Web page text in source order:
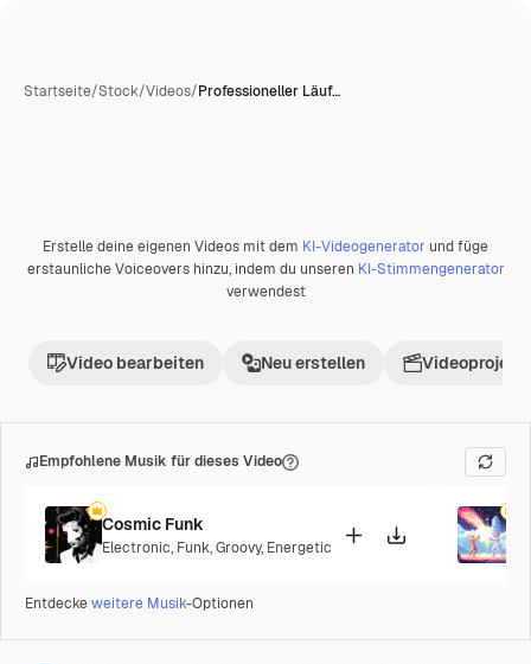
Startseite/Stock/Videos/Professioneller Läuf…
Premium
Erstelle deine eigenen Videos mit dem KI-Videogenerator und füge
erstaunliche Voiceovers hinzu, indem du unseren KI-Stimmengenerator
verwendest
Video bearbeiten Neu erstellen Videoprojekt
Empfohlene Musik für dieses Video
Cosmic Funk
Electronic, Funk,Groovy, Energetic
Entdeckeweitere Musik-Optionen